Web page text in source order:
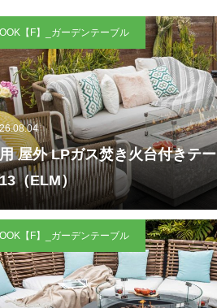
【F】_ガーデンテーブル
屋外 LPガス焚き火台付きテー
（ELM）
【F】_ガーデンテーブル